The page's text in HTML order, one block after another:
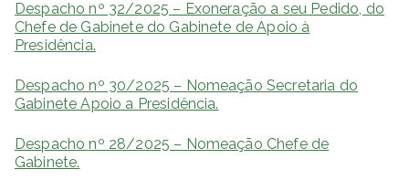
Despacho nº 32/2025 – Exoneração a seu Pedido, do
Chefe de Gabinete do Gabinete de Apoio à
Presidência.
Despacho nº 30/2025 – Nomeação Secretaria do
Gabinete Apoio a Presidência.
Despacho nº 28/2025 – Nomeação Chefe de
Gabinete.